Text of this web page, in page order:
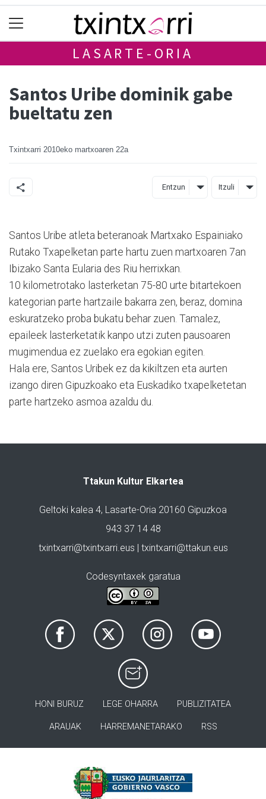
LASARTE-ORIA
Santos Uribe dominik gabe
bueltatu zen
Txintxarri 2010eko martxoaren 22a
Entzun Itzuli
Santos Uribe atleta beteranoak Martxako Espainiako
Rutako Txapelketan parte hartu zuen martxoaren 7an
Ibizako Santa Eularia des Riu herrixkan.
10 kilometrotako lasterketan 75-80 urte bitartekoen
kategorian parte hartzaile bakarra zen, beraz, domina
eskuratzeko proba bukatu behar zuen. Tamalez,
epaileek lasterketatik kanpo utzi zuten pausoaren
mugimendua ez zuelako era egokian egiten.
Hala ere, Santos Uribek ez da kikiltzen eta aurten
izango diren Gipuzkoako eta Euskadiko txapelketetan
parte hartzeko asmoa azaldu du.
Ttakun Kultur Elkartea
Geltoki kalea 4, Lasarte-Oria 20160 Gipuzkoa
943 37 14 48
txintxarri@txintxarri.eus | txintxarri@ttakun.eus
Codesyntaxek garatua
HONI BURUZ LEGE OHARRA PUBLIZITATEA
ARAUAK HARREMANETARAKO RSS